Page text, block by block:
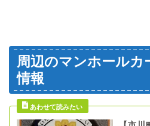
周辺のマンホールカ
情報